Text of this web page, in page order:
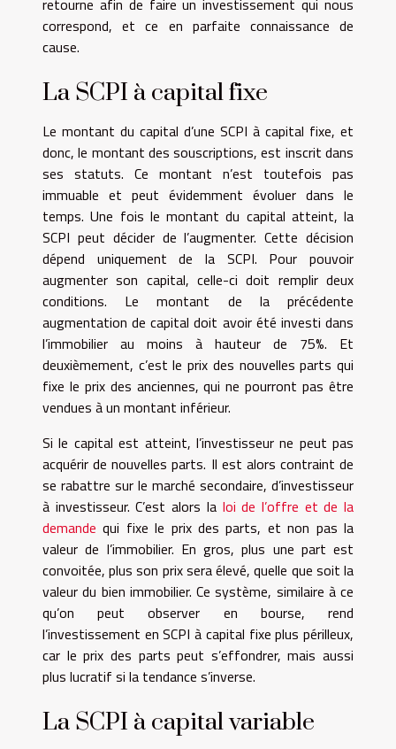
correspond, et ce en parfaite connaissance de
cause.
La SCPI à capital fixe
Le montant du capital d’une SCPI à capital fixe, et
donc, le montant des souscriptions, est inscrit dans
ses statuts. Ce montant n’est toutefois pas
immuable et peut évidemment évoluer dans le
temps. Une fois le montant du capital atteint, la
SCPI peut décider de l’augmenter. Cette décision
dépend uniquement de la SCPI. Pour pouvoir
augmenter son capital, celle-ci doit remplir deux
conditions. Le montant de la précédente
augmentation de capital doit avoir été investi dans
l’immobilier au moins à hauteur de 75%. Et
deuxièmement, c’est le prix des nouvelles parts qui
fixe le prix des anciennes, qui ne pourront pas être
vendues à un montant inférieur.
Si le capital est atteint, l’investisseur ne peut pas
acquérir de nouvelles parts. Il est alors contraint de
se rabattre sur le marché secondaire, d’investisseur
à investisseur. C’est alors la loi de l’offre et de la
demande qui fixe le prix des parts, et non pas la
valeur de l’immobilier. En gros, plus une part est
convoitée, plus son prix sera élevé, quelle que soit la
valeur du bien immobilier. Ce système, similaire à ce
qu’on peut observer en bourse, rend
l’investissement en SCPI à capital fixe plus périlleux,
car le prix des parts peut s’effondrer, mais aussi
plus lucratif si la tendance s’inverse.
La SCPI à capital variable